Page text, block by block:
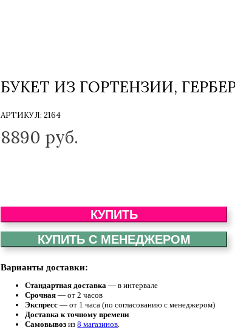
БУКЕТ ИЗ ГОРТЕНЗИИ,
АРТИКУЛ:2164
8890 руб.
КУПИТЬ
КУПИТЬ С МЕНЕДЖЕРОМ
Варианты доставки:
Стандартная доставка — в интервале
Срочная — от 2 часов
Экспресс — от 1 часа (по согласованию с менеджером)
Доставка к точному времени
Самовывоз из8 магазинов